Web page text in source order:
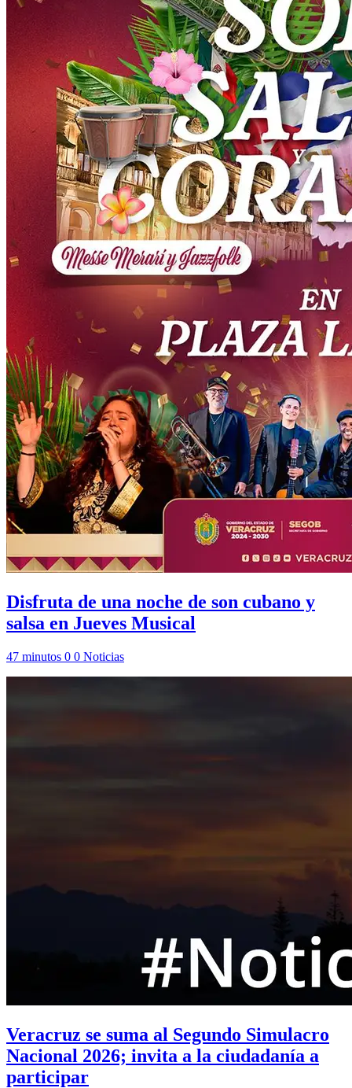
Disfruta de una noche de son cubano y
salsa en Jueves Musical
47 minutos 0 0 Noticias
Veracruz se suma al Segundo Simulacro
Nacional 2026; invita a la ciudadanía a
participar